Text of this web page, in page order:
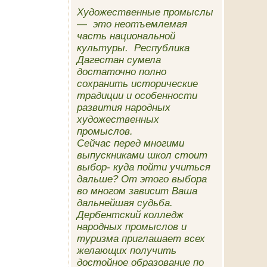
Художественные промыслы
— это неотъемлемая
часть национальной
культуры. Республика
Дагестан сумела
достаточно полно
сохранить исторические
традиции и особенности
развития народных
художественных
промыслов.
Сейчас перед многими
выпускниками школ стоит
выбор- куда пойти учиться
дальше? От этого выбора
во многом зависит Ваша
дальнейшая судьба.
Дербентский колледж
народных промыслов и
туризма приглашает всех
желающих получить
достойное образование по